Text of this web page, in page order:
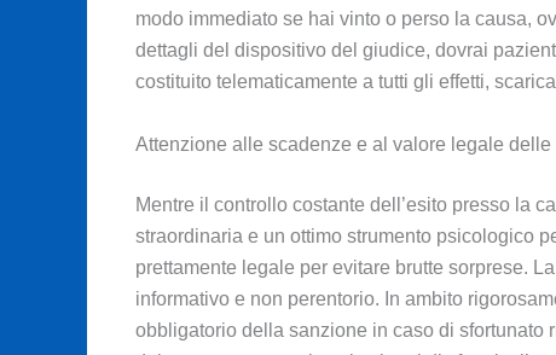
modo immediato se hai vinto o perso la causa,
dettagli del dispositivo del giudice, dovrai
costituito telematicamente a tutti gli effetti,
Attenzione alle scadenze e al valore legale
Mentre il controllo costante dell’esito presso la
straordinaria e un ottimo strumento psicologico
prettamente legale per evitare brutte sorprese.
informativo e non perentorio. In ambito
obbligatorio della sanzione in caso di sfortunato